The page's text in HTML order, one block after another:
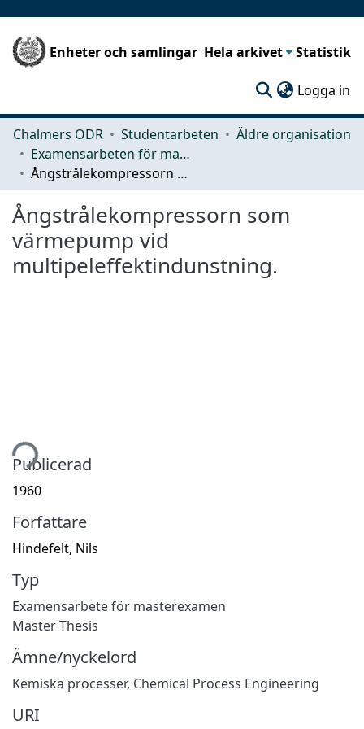
Enheter och samlingar Hela arkivet Statistik
Logga in
Chalmers ODR Studentarbeten
Äldre organisation
Examensarbeten för masterexamen
Ångstrålekompressorn som värmepump vid multipeleffektindunstning.
Ångstrålekompressorn som
värmepump vid
multipeleffektindunstning.
Publicerad
1960
Författare
Hindefelt, Nils
Typ
Examensarbete för masterexamen
Master Thesis
Ämne/nyckelord
Kemiska processer, Chemical Process Engineering
URI